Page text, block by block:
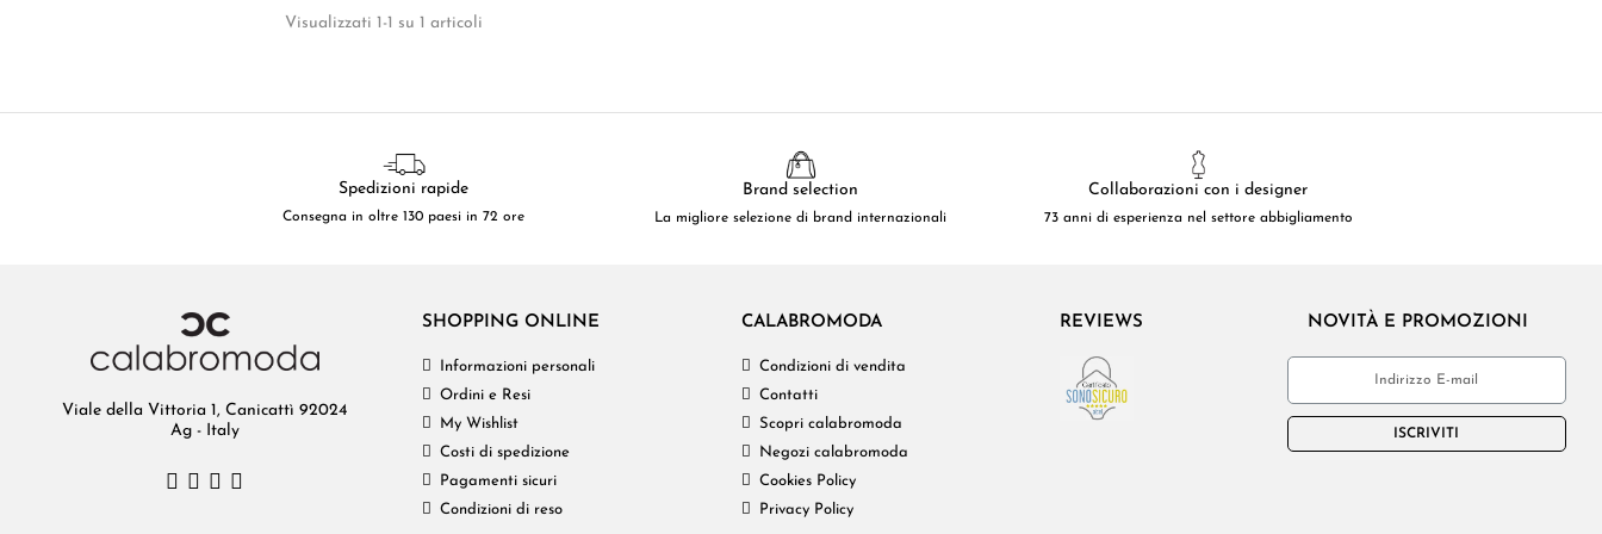
Visualizzati 1-1 su 1 articoli
Spedizioni rapide
Consegna in oltre 130 paesi in 72 ore
Brand selection
La migliore selezione di brand internazionali
Collaborazioni con i designer
73 anni di esperienza nel settore abbigliamento
Viale della Vittoria 1, Canicattì 92024
Ag - Italy
SHOPPING ONLINE
Informazioni personali
Ordini e Resi
My Wishlist
Costi di spedizione
Pagamenti sicuri
Condizioni di reso
CALABROMODA
Condizioni di vendita
Contatti
Scopri calabromoda
Negozi calabromoda
Cookies Policy
Privacy Policy
REVIEWS NOVITÀ E PROMOZIONI
ISCRIVITI